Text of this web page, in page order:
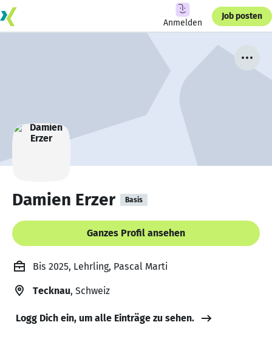
Anmelden
Job posten
Damien Erzer Basis
Ganzes Profil ansehen
Bis 2025, Lehrling, Pascal Marti
Tecknau, Schweiz
Logg Dich ein, um alle Einträge zu sehen.